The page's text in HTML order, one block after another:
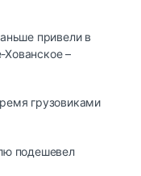
привели в
–
грузовиками
подешевел